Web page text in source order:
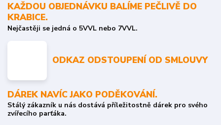
KAŽDOU OBJEDNÁVKU BALÍME PEČLIVĚ DO
KRABICE.
Nejčastěji se jedná o 5VVL nebo 7VVL.
ODKAZ ODSTOUPENÍ OD SMLOUVY
DÁREK NAVÍC JAKO PODĚKOVÁNÍ.
Stálý zákazník u nás dostává příležitostně dárek pro svého
zvířecího parťáka.